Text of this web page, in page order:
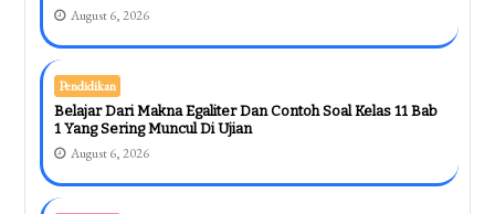
August 6, 2026
Pendidikan
Belajar Dari Makna Egaliter Dan Contoh Soal Kelas 11 Bab
1 Yang Sering Muncul Di Ujian
August 6, 2026